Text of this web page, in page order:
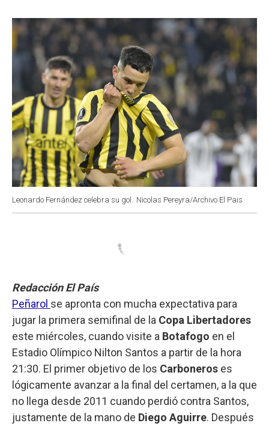
k
p
n
Leonardo Fernández celebra su gol. Nicolas Pereyra/Archivo El Pais
Redacción El País
Peñarol se apronta con mucha expectativa para
jugar la primera semifinal de la Copa Libertadores
este miércoles, cuando visite a Botafogo en el
Estadio Olímpico Nilton Santos a partir de la hora
21:30. El primer objetivo de los Carboneros es
lógicamente avanzar a la final del certamen, a la que
no llega desde 2011 cuando perdió contra Santos,
justamente de la mano de Diego Aguirre. Después